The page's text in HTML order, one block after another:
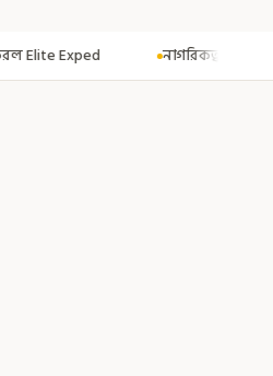
নাগরিকত্ব দিতেই CAA! ৩০০ মতুয়াকে